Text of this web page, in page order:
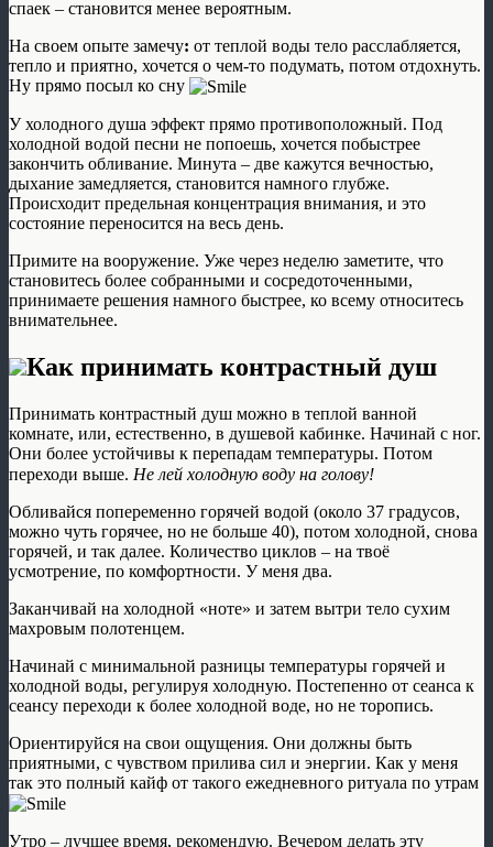
спаек – становится менее вероятным.
На своем опыте замечу: от теплой воды тело расслабляется,
тепло и приятно, хочется о чем-то подумать, потом отдохнуть.
Ну прямо посыл ко сну
У холодного душа эффект прямо противоположный. Под
холодной водой песни не попоешь, хочется побыстрее
закончить обливание. Минута – две кажутся вечностью,
дыхание замедляется, становится намного глубже.
Происходит предельная концентрация внимания, и это
состояние переносится на весь день.
Примите на вооружение. Уже через неделю заметите, что
становитесь более собранными и сосредоточенными,
принимаете решения намного быстрее, ко всему относитесь
внимательнее.
Как принимать контрастный душ
Принимать контрастный душ можно в теплой ванной
комнате, или, естественно, в душевой кабинке. Начинай с ног.
Они более устойчивы к перепадам температуры. Потом
переходи выше. Не лей холодную воду на голову!
Обливайся попеременно горячей водой (около 37 градусов,
можно чуть горячее, но не больше 40), потом холодной, снова
горячей, и так далее. Количество циклов – на твоё
усмотрение, по комфортности. У меня два.
Заканчивай на холодной «ноте» и затем вытри тело сухим
махровым полотенцем.
Начинай с минимальной разницы температуры горячей и
холодной воды, регулируя холодную. Постепенно от сеанса к
сеансу переходи к более холодной воде, но не торопись.
Ориентируйся на свои ощущения. Они должны быть
приятными, с чувством прилива сил и энергии. Как у меня
так это полный кайф от такого ежедневного ритуала по утрам
Утро – лучшее время, рекомендую. Вечером делать эту